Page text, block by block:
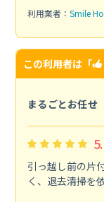
利用業者： Smile
この利用者は「
まるごとお任せ
引っ越し前の片
く、退去清掃を